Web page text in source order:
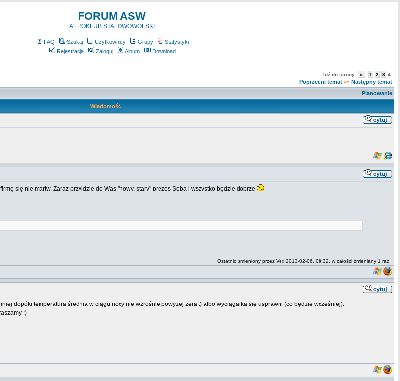
FORUM ASW
AEROKLUB STALOWOWOLSKI
FAQ Szukaj Użytkownicy Grupy
Statystyki
Rejestracja
Zaloguj Album Download
Idź do strony: « 1 2 3 4
Poprzedni temat «» Następny temat
Planowanie
Wiadomość
firmę się nie martw. Zaraz przyjdzie do Was "nowy, stary" prezes Seba i wszystko będzie dobrze
Ostatnio zmieniony przez Vex 2013-02-06, 08:32, w całości zmieniany 1 raz
dopóki temperatura średnia w ciągu nocy nie wzrośnie powyżej zera :) albo wyciągarka się usprawni (co będzie wcześniej).
:)